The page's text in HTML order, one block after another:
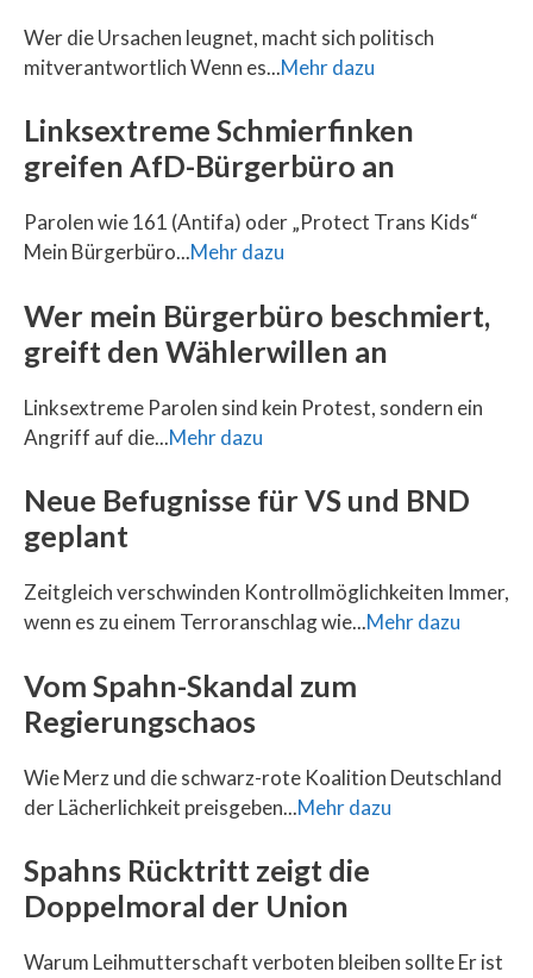
Wer die Ursachen leugnet, macht sich politisch
mitverantwortlich Wenn es...Mehr dazu
Linksextreme Schmierfinken
greifen AfD-Bürgerbüro an
Parolen wie 161 (Antifa) oder „Protect Trans Kids“
Mein Bürgerbüro...Mehr dazu
Wer mein Bürgerbüro beschmiert,
greift den Wählerwillen an
Linksextreme Parolen sind kein Protest, sondern ein
Angriff auf die...Mehr dazu
Neue Befugnisse für VS und BND
geplant
Zeitgleich verschwinden Kontrollmöglichkeiten Immer,
wenn es zu einem Terroranschlag wie...Mehr dazu
Vom Spahn-Skandal zum
Regierungschaos
Wie Merz und die schwarz-rote Koalition Deutschland
der Lächerlichkeit preisgeben...Mehr dazu
Spahns Rücktritt zeigt die
Doppelmoral der Union
Warum Leihmutterschaft verboten bleiben sollte Er ist